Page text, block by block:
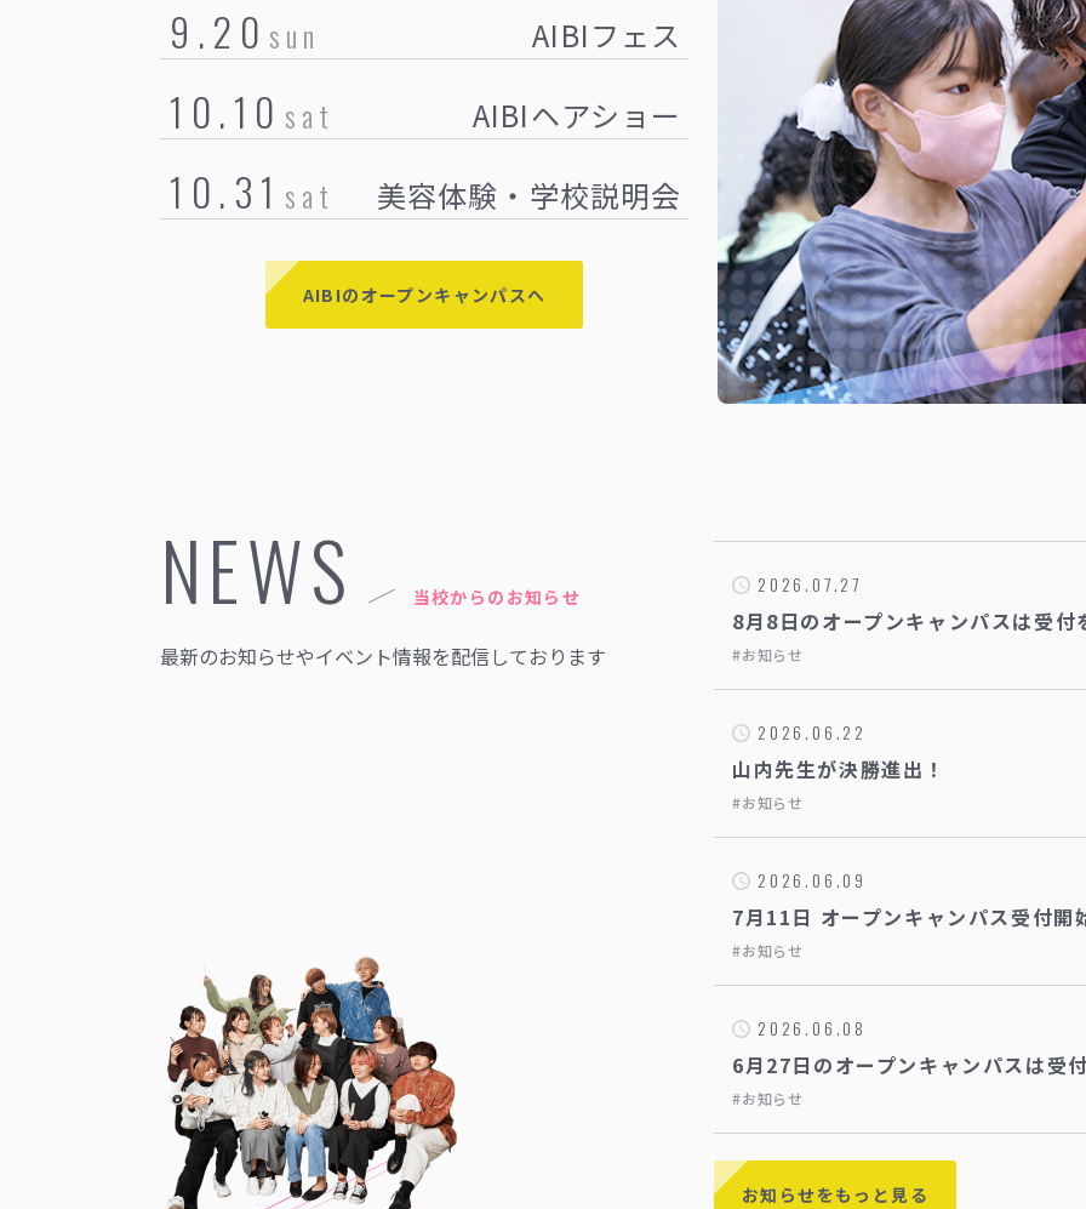
9.20 sun AIBIフェス
10.10 sat AIBIヘアショー
10.31 sat 美容体験・学校説明会
AIBIのオープンキャンパスへ
NEWS 当校からのお知らせ
最新のお知らせやイベント情報を配信しております
2026.07.27
8月8日のオープンキャンパスは受付
お知らせ
2026.06.22
山内先生が決勝進出！
お知らせ
2026.06.09
7月11日 オープンキャンパス受付開
お知らせ
2026.06.08
6月27日のオープンキャンパスは受
お知らせ
お知らせをもっと見る